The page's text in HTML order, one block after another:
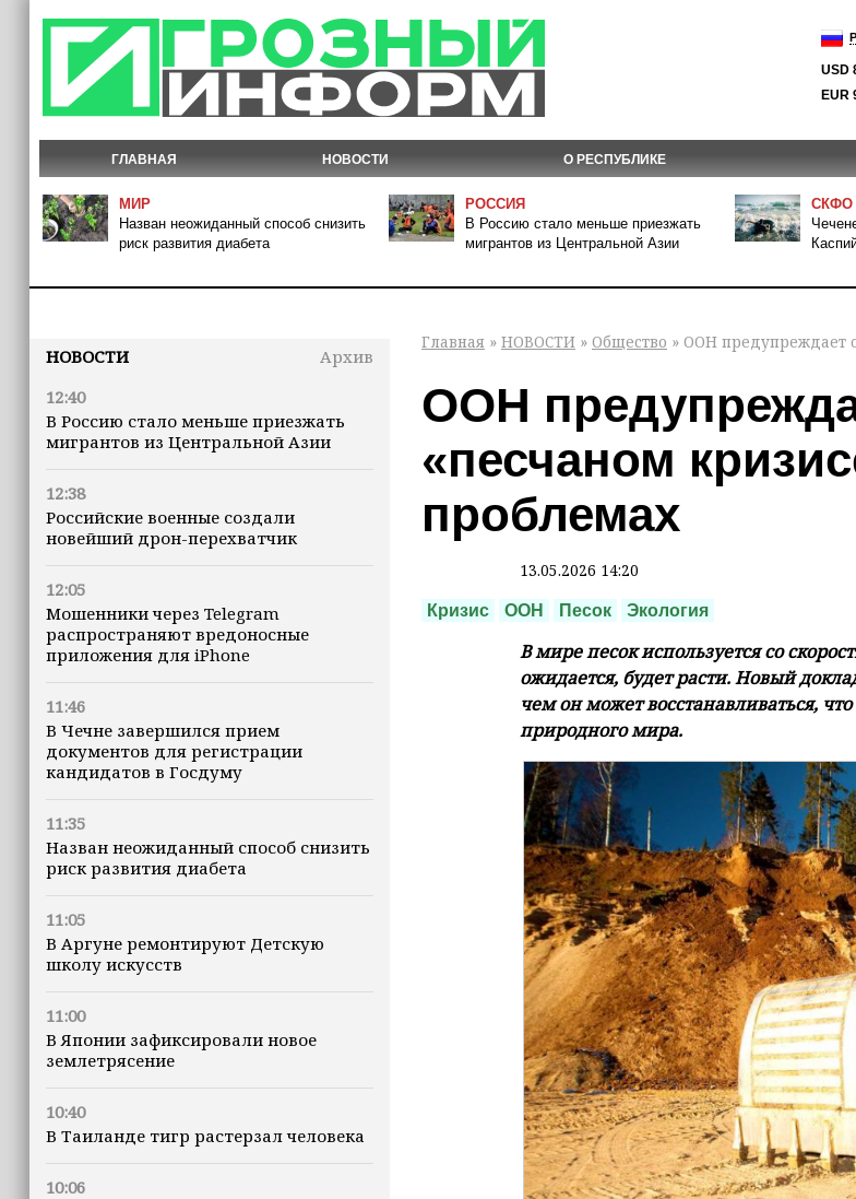
USD
EUR
ГЛАВНАЯ НОВОСТИ О РЕСПУБЛИКЕ
МИР
Назван неожиданный способ снизить
риск развития диабета
РОССИЯ
В Россию стало меньше приезжать
мигрантов из Центральной Азии
СКФО
НОВОСТИ
Архив
12:40
В Россию стало меньше приезжать
мигрантов из Центральной Азии
12:38
Российские военные создали
новейший дрон-перехватчик
12:05
Мошенники через Telegram
распространяют вредоносные
приложения для iPhone
11:46
В Чечне завершился прием
документов для регистрации
кандидатов в Госдуму
11:35
Назван неожиданный способ снизить
риск развития диабета
11:05
В Аргуне ремонтируют Детскую
школу искусств
11:00
В Японии зафиксировали новое
землетрясение
10:40
В Таиланде тигр растерзал человека
10:06
Главная » НОВОСТИ » Общество » ООН предупреждает
ООН
«песчаном
проблемах
13.05.2026 14:20
Кризис ООН Песок Экология
В мире песок используется со
ожидается, будет расти. Новый
чем он может восстанавливаться,
природного мира.